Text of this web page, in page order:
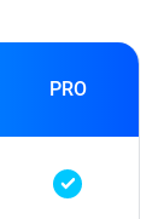
PRO